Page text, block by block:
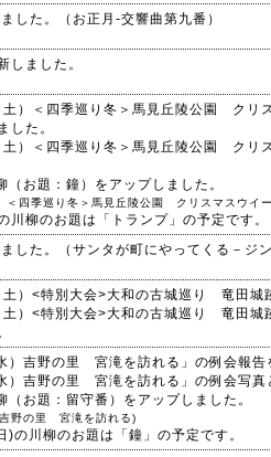
した。（お正月-交響曲第九番）
しました。
土）＜四季巡り冬＞馬見丘陵公園 クリ
した。
土）＜四季巡り冬＞馬見丘陵公園 クリ
（お題：鐘）をアップしました。
＜四季巡り冬＞馬見丘陵公園 クリスマスウイ
柳のお題は「トランプ」の予定です。
ました。（サンタが町にやってくる－ジ
土）<特別大会>大和の古城巡り 竜田城
土）<特別大会>大和の古城巡り 竜田城
）吉野の里 宮滝を訪れる」の例会報告
）吉野の里 宮滝を訪れる」の例会写
（お題：留守番）をアップしました。
野の里 宮滝を訪れる)
川柳のお題は「鐘」の予定です。